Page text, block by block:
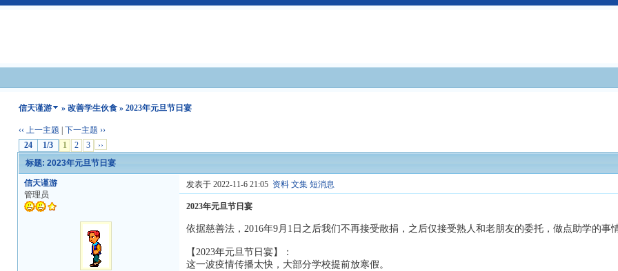
信天谨游 » 改善学生伙食» 2023年元旦节日宴
‹‹ 上一主题
下一主题 ››
24
1/3 1 2 3 ››
标题: 2023年元旦节日宴
信天谨游
管理员
发表于 2022-11-6 21:05 资料 文集 短消息
2023年元旦节日宴
依据慈善法，2016年9月1日之后我们不再接受散捐，之后仅接受熟人和老朋友的委托，做点助学的
【2023年元旦节日宴】：
这一波疫情传播太快，大部分学校提前放寒假。